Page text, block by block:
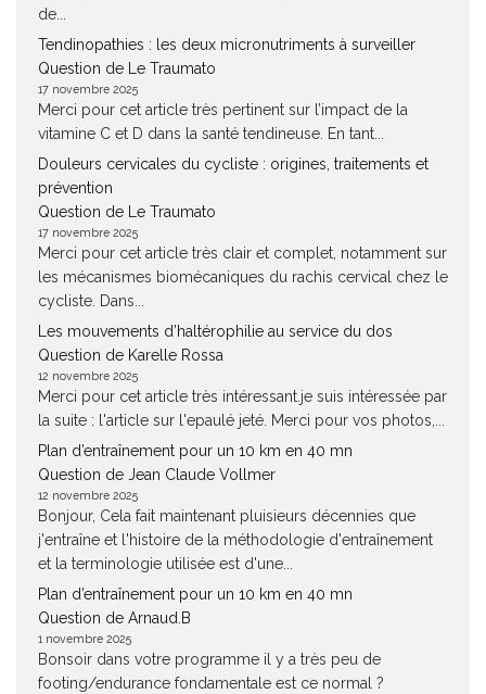
de...
Tendinopathies : les deux micronutriments à surveiller
Question de Le Traumato
17 novembre 2025
Merci pour cet article très pertinent sur l’impact de la
vitamine C et D dans la santé tendineuse. En tant...
Douleurs cervicales du cycliste : origines, traitements et
prévention
Question de Le Traumato
17 novembre 2025
Merci pour cet article très clair et complet, notamment sur
les mécanismes biomécaniques du rachis cervical chez le
cycliste. Dans...
Les mouvements d’haltérophilie au service du dos
Question de Karelle Rossa
12 novembre 2025
Merci pour cet article très intéressant.je suis intéressée par
la suite : l'article sur l'epaulé jeté. Merci pour vos photos,...
Plan d’entraînement pour un 10 km en 40 mn
Question de Jean Claude Vollmer
12 novembre 2025
Bonjour, Cela fait maintenant pluisieurs décennies que
j'entraîne et l'histoire de la méthodologie d'entraînement
et la terminologie utilisée est d'une...
Plan d’entraînement pour un 10 km en 40 mn
Question de Arnaud.B
1 novembre 2025
Bonsoir dans votre programme il y a très peu de
footing/endurance fondamentale est ce normal ?